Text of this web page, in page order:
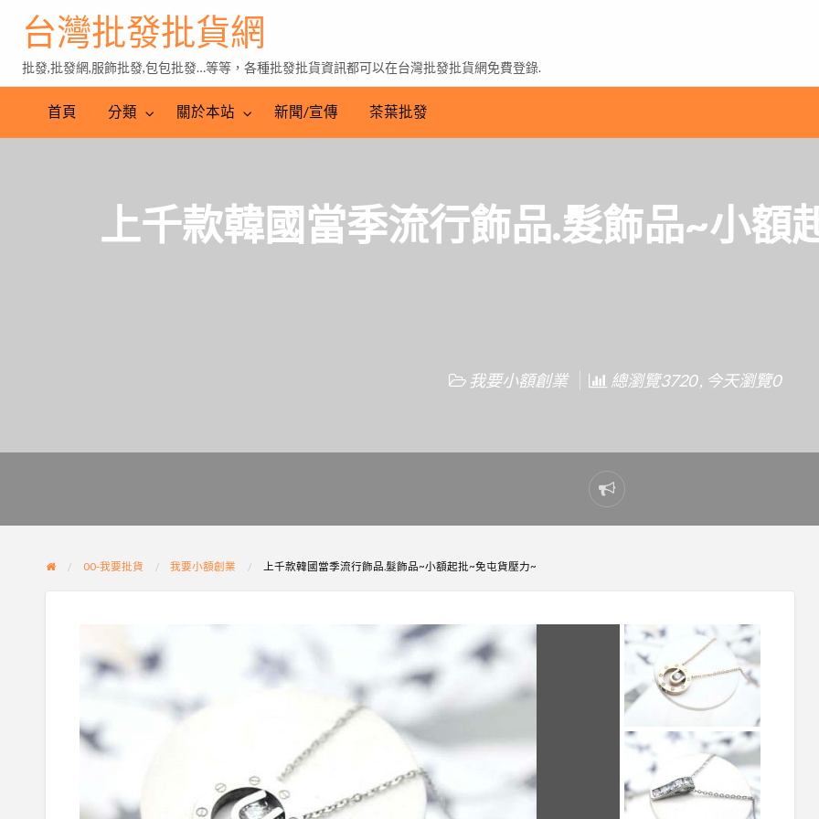
茶
發
台灣批發批貨網
批發,批發網,服飾批發,包包批發…等等，各種批發批貨資訊都可以在台灣批發批貨網免費登錄.
首頁 分類 關於本站 新聞/宣傳 茶葉批發
上千款韓國當季流行飾品.髮飾品~小額
我要小額創業 總瀏覽3720 , 今天瀏覽0
Report
problem
00-我要批貨 我要小額創業 上千款韓國當季流行飾品.髮飾品~小額起批~免屯貨壓力~